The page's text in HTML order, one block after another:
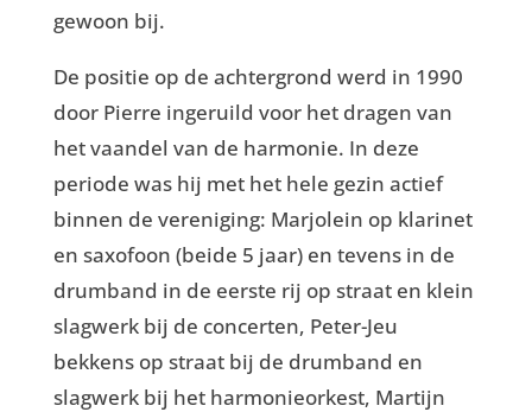
gewoon bij.
De positie op de achtergrond werd in 1990
door Pierre ingeruild voor het dragen van
het vaandel van de harmonie. In deze
periode was hij met het hele gezin actief
binnen de vereniging: Marjolein op klarinet
en saxofoon (beide 5 jaar) en tevens in de
drumband in de eerste rij op straat en klein
slagwerk bij de concerten, Peter-Jeu
bekkens op straat bij de drumband en
slagwerk bij het harmonieorkest, Martijn